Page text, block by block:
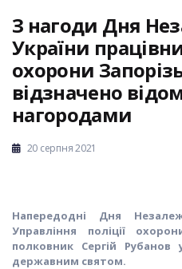
З нагоди Дня
України
охорони
відзначено
нагородами
20 серпня 2021
Напередодні Дня
Управління поліції
полковник Сергій Рубанов
державним святом.